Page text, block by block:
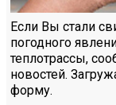
Если Вы стали
погодного
теплотрассы,
новостей.
форму.